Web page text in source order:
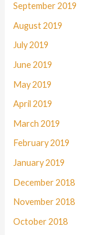
September 2019
August 2019
July 2019
June 2019
May 2019
April 2019
March 2019
February 2019
January 2019
December 2018
November 2018
October 2018